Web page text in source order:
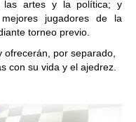
las artes y la política; y
jugadores de la
torneo previo.
por separado,
con su vida y el ajedrez.